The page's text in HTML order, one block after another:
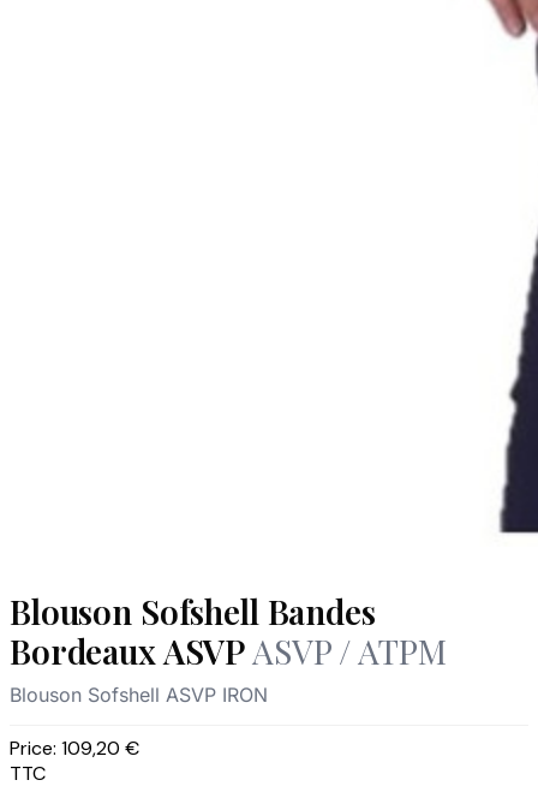
Blouson Sofshell Bandes
Bordeaux ASVP ASVP / ATPM
Blouson Sofshell ASVP IRON
Price: 109,20 €
TTC